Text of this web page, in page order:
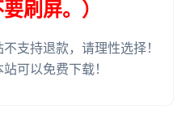
刷屏。）
支持退款，请理性选择！
可以免费下载！